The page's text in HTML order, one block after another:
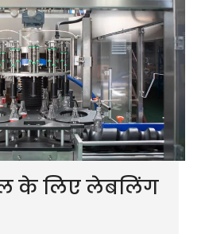
के लिए लेबलिंग